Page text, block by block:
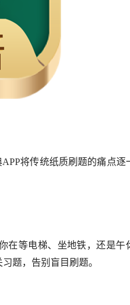
将传统纸质刷题的痛点逐
等电梯、坐地铁，还是午
题，告别盲目刷题。